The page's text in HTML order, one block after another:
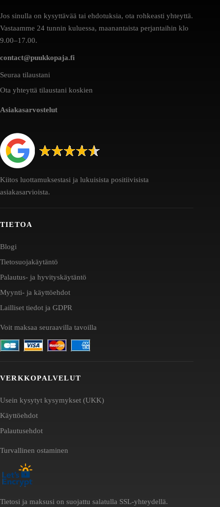
Jos sinulla on kysyttävää tai ehdotuksia, ota rohkeasti yhteyttä.
Vastaamme 24 tunnin kuluessa, maanantaista perjantaihin klo
9.00–17.00.
contact@puukkopaja.fi
Seuraa tilaustani
Ota yhteyttä tilaustani koskien
Asiakasarvostelut
Kiitos luottamuksestasi ja lukuisista positiivisista
asiakasarvioista.
TIETOA
Blogi
Tietosuojakäytäntö
Palautus- ja hyvityskäytäntö
Myynti- ja käyttöehdot
Lailliset tiedot ja GDPR
Voit maksaa seuraavilla tavoilla
VERKKOPALVELUT
Usein kysytyt kysymykset (UKK)
Käyttöehdot
Palautusehdot
Turvallinen ostaminen
Tietosi ja maksusi on suojattu salatulla SSL-yhteydellä.